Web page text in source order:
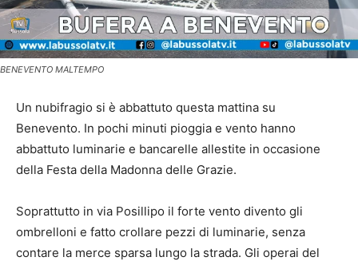
BENEVENTO MALTEMPO
Un nubifragio si è abbattuto questa mattina su
Benevento. In pochi minuti pioggia e vento hanno
abbattuto luminarie e bancarelle allestite in occasione
della Festa della Madonna delle Grazie.
Soprattutto in via Posillipo il forte vento divento gli
ombrelloni e fatto crollare pezzi di luminarie, senza
contare la merce sparsa lungo la strada. Gli operai del